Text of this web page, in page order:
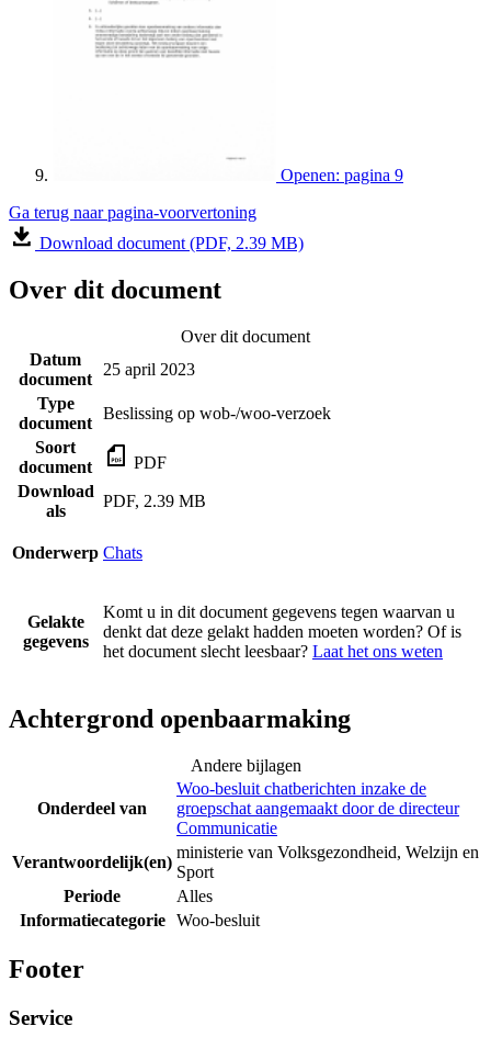
Openen: pagina 9
Ga terug naar pagina-voorvertoning
Download document (PDF, 2.39 MB)
Over dit document
Over dit document
Datum
document
25 april 2023
Type
document
Beslissing op wob-/woo-verzoek
Soort
document
PDF
Download
als
PDF, 2.39 MB
Onderwerp Chats
Gelakte
gegevens
Komt u in dit document gegevens tegen waarvan u
denkt dat deze gelakt hadden moeten worden? Of is
het document slecht leesbaar? Laat het ons weten
Achtergrond openbaarmaking
Andere bijlagen
Onderdeel van
Woo-besluit chatberichten inzake de
groepschat aangemaakt door de directeur
Communicatie
Verantwoordelijk(en)
ministerie van Volksgezondheid, Welzijn en
Sport
Periode
Alles
Informatiecategorie
Woo-besluit
Footer
Service